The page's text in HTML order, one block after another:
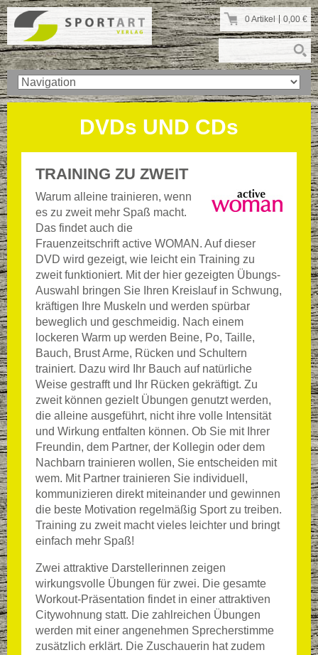
0 Artikel 0,00 €
DVDs UND CDs
TRAINING ZU ZWEIT
Warum alleine trainieren, wenn
es zu zweit mehr Spaß macht.
Das findet auch die
Frauenzeitschrift active WOMAN. Auf dieser
DVD wird gezeigt, wie leicht ein Training zu
zweit funktioniert. Mit der hier gezeigten Übungs-
Auswahl bringen Sie Ihren Kreislauf in Schwung,
kräftigen Ihre Muskeln und werden spürbar
beweglich und geschmeidig. Nach einem
lockeren Warm up werden Beine, Po, Taille,
Bauch, Brust Arme, Rücken und Schultern
trainiert. Dazu wird Ihr Bauch auf natürliche
Weise gestrafft und Ihr Rücken gekräftigt. Zu
zweit können gezielt Übungen genutzt werden,
die alleine ausgeführt, nicht ihre volle Intensität
und Wirkung entfalten können. Ob Sie mit Ihrer
Freundin, dem Partner, der Kollegin oder dem
Nachbarn trainieren wollen, Sie entscheiden mit
wem. Mit Partner trainieren Sie individuell,
kommunizieren direkt miteinander und gewinnen
die beste Motivation regelmäßig Sport zu treiben.
Training zu zweit macht vieles leichter und bringt
einfach mehr Spaß!
Zwei attraktive Darstellerinnen zeigen
wirkungsvolle Übungen für zwei. Die gesamte
Workout-Präsentation findet in einer attraktiven
Citywohnung statt. Die zahlreichen Übungen
werden mit einer angenehmen Sprecherstimme
zusätzlich erklärt. Die Zuschauerin hat zudem